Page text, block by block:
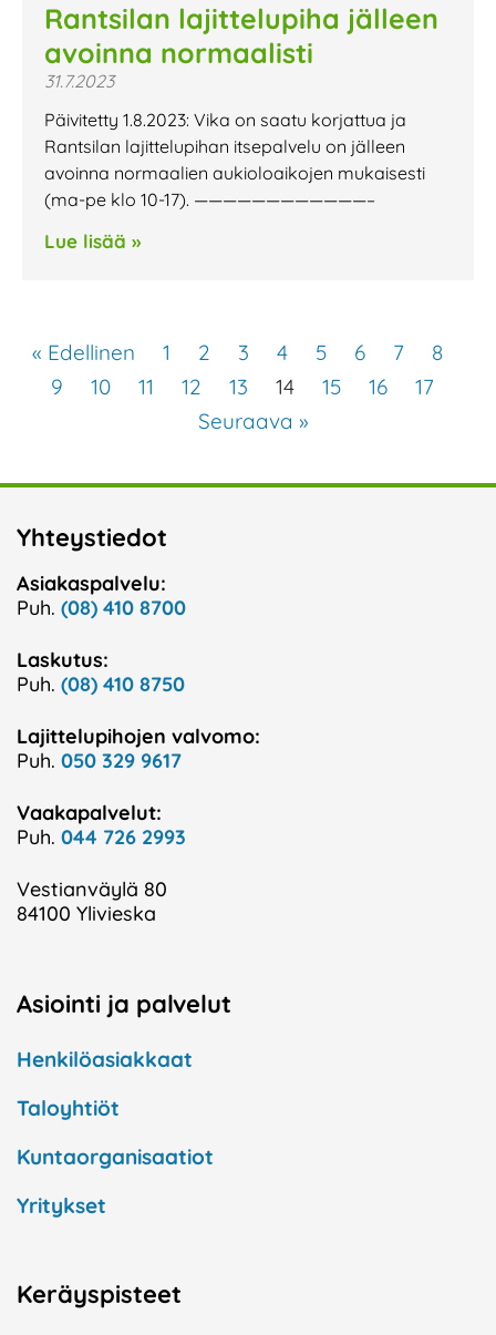
Rantsilan lajittelupiha jälleen
avoinna normaalisti
31.7.2023
Päivitetty 1.8.2023: Vika on saatu korjattua ja
Rantsilan lajittelupihan itsepalvelu on jälleen
avoinna normaalien aukioloaikojen mukaisesti
(ma-pe klo 10-17). ————————————–
Lue lisää »
« Edellinen 1 2 3 4 5 6 7
8
9
10 11 12 13 14 15 16
17
Seuraava »
Yhteystiedot
Asiakaspalvelu:
Puh. (08) 410 8700
Laskutus:
Puh. (08) 410 8750
Lajittelupihojen valvomo:
Puh. 050 329 9617
Vaakapalvelut:
Puh. 044 726 2993
Vestianväylä 80
84100 Ylivieska
Asiointi ja palvelut
Henkilöasiakkaat
Taloyhtiöt
Kuntaorganisaatiot
Yritykset
Keräyspisteet